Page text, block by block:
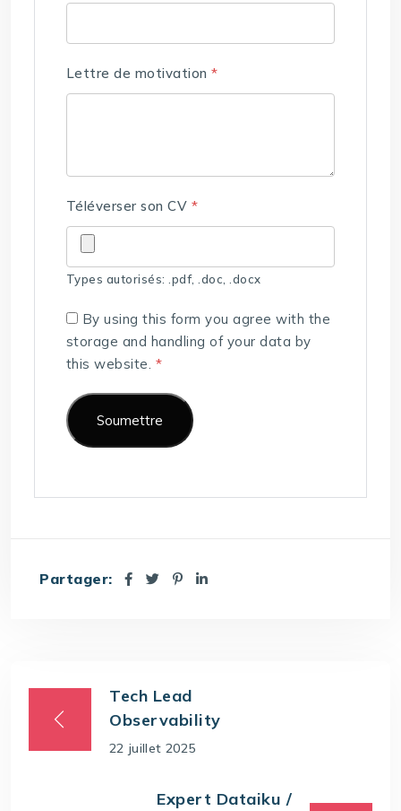
Lettre de motivation*
Téléverser son CV *
Types autorisés: .pdf, .doc, .docx
By using this form you agree with the
storage and handling of your data by
this website. *
Partager:
Tech Lead
Observability
22 juillet 2025
Expert Dataiku /